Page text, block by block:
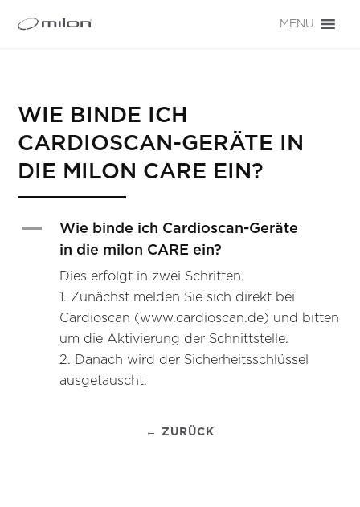
MENU
WIE BINDE ICH
CARDIOSCAN-GERÄTE IN
DIE MILON CARE EIN?
A
Wie binde ich Cardioscan-Geräte
in die milon CARE ein?
Dies erfolgt in zwei Schritten.
1. Zunächst melden Sie sich direkt bei
Cardioscan (www.cardioscan.de) und bitten
um die Aktivierung der Schnittstelle.
2. Danach wird der Sicherheitsschlüssel
ausgetauscht.
← ZURÜCK